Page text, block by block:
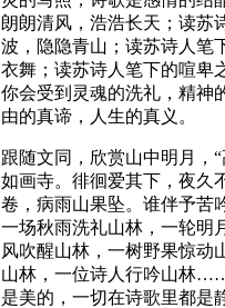
朗朗清风，浩浩长天；读苏
波，隐隐青山；读苏诗人笔
衣舞；读苏诗人笔下的喧
你会受到灵魂的洗礼，精神
由的真谛，人生的真义。
跟随文同，欣赏山中明月，
如画寺。徘徊爱其下，夜久
卷，病雨山果坠。谁伴予苦
一场秋雨洗礼山林，一轮明
风吹醒山林，一树野果惊动
山林，一位诗人行吟山林
是美的，一切在诗歌里都是